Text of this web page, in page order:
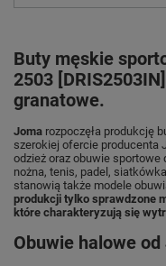
Buty męskie
2503
granatowe.
Joma rozpoczęła produkcję
szerokiej ofercie producenta
odzież oraz obuwie
nożna, tenis, padel,
stanowią także modele
produkcji tylko sprawdzone
które charakteryzują się
Obuwie halowe od